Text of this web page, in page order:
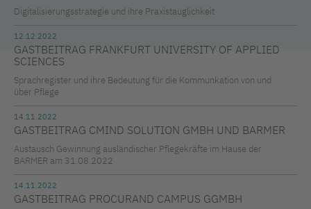
Digitalisierungsstrategie und ihre Praxistauglichkeit
12.12.2022
GASTBEITRAG FRANKFURT UNIVERSITY OF APPLIED
SCIENCES
Sprachregister und ihre Bedeutung für die Kommunkation von und
über Pflege
14.11.2022
GASTBEITRAG CMIND SOLUTION GMBH UND BARMER
Austausch Gewinnung ausländischer Pflegekräfte im Hause der
BARMER am 31.08.2022
14.11.2022
GASTBEITRAG PROCURAND CAMPUS GGMBH